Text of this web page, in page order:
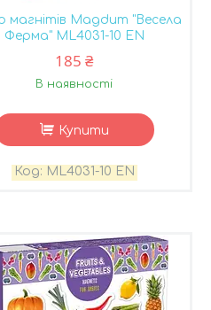
магнітів Magdum "Весела
Ферма" ML4031-10 EN
185 ₴
В наявності
Купити
ML4031-10 EN